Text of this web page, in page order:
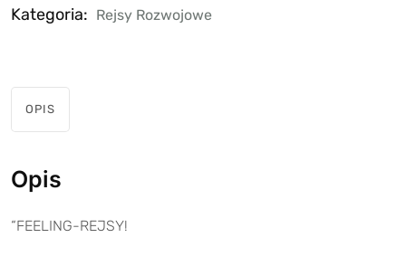
Kategoria: Rejsy Rozwojowe
OPIS
Opis
“FEELING-REJSY!